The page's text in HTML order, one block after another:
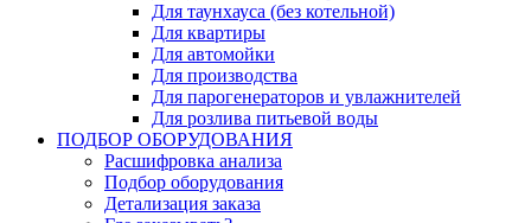
Для таунхауса (без котельной)
Для квартиры
Для автомойки
Для производства
Для парогенераторов и увлажнителей
Для розлива питьевой воды
ПОДБОР ОБОРУДОВАНИЯ
Расшифровка анализа
Подбор оборудования
Детализация заказа